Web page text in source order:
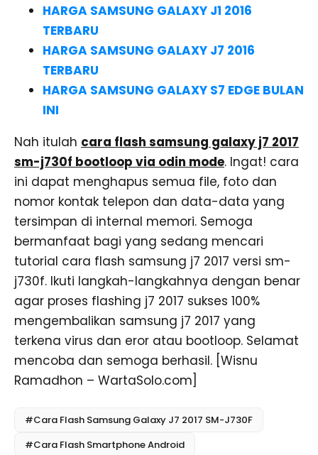
HARGA SAMSUNG GALAXY J1 2016
TERBARU
HARGA SAMSUNG GALAXY J7 2016
TERBARU
HARGA SAMSUNG GALAXY S7 EDGE BULAN
INI
Nah itulah cara flash samsung galaxy j7 2017
sm-j730f bootloop via odin mode. Ingat! cara
ini dapat menghapus semua file, foto dan
nomor kontak telepon dan data-data yang
tersimpan di internal memori. Semoga
bermanfaat bagi yang sedang mencari
tutorial cara flash samsung j7 2017 versi sm-
j730f. Ikuti langkah-langkahnya dengan benar
agar proses flashing j7 2017 sukses 100%
mengembalikan samsung j7 2017 yang
terkena virus dan eror atau bootloop. Selamat
mencoba dan semoga berhasil. [Wisnu
Ramadhon – WartaSolo.com]
#Cara Flash Samsung Galaxy J7 2017 SM-J730F
#Cara Flash Smartphone Android